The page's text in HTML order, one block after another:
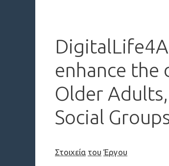
enhance the
Older
Social
Στοιχεία του Έργου